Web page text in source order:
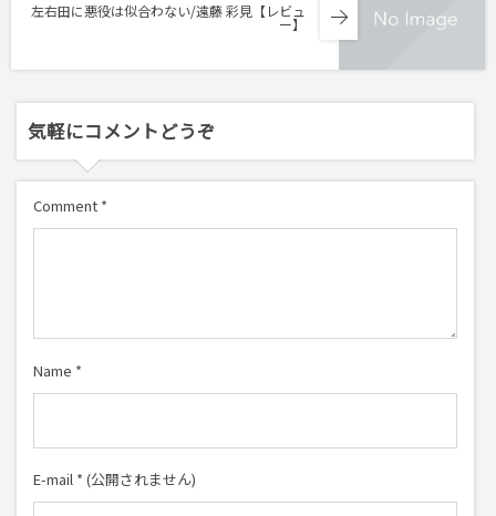
左右田に悪役は似合わない/遠藤 彩見【レビュ
ー】
気軽にコメントどうぞ
Comment *
Name *
E-mail * (公開されません)